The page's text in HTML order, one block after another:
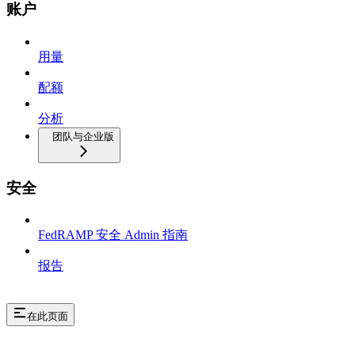
账户
用量
配额
分析
团队与企业版
安全
FedRAMP 安全 Admin 指南
报告
在此页面